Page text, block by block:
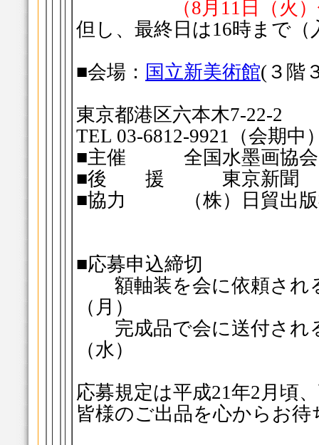
（8月11日（火
但し、最終日は16時まで（
■会場： 国立新美術館(３階
東京都港区六本木7-22-2
TEL 03-6812-9921（会期中
■主催 全国水墨画協会
■後 援 東京新聞
■協力 （株）日貿出版
■応募申込締切
額軸装を会に依頼され
（月）
完成品で会に送付され
（水）
応募規定は平成21年2月頃
皆様のご出品を心からお